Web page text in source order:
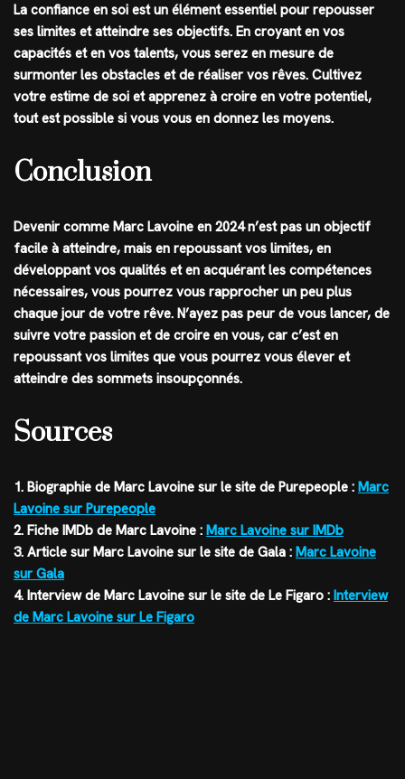
La confiance en soi est un élément essentiel pour repousser
ses limites et atteindre ses objectifs. En croyant en vos
capacités et en vos talents, vous serez en mesure de
surmonter les obstacles et de réaliser vos rêves. Cultivez
votre estime de soi et apprenez à croire en votre potentiel,
tout est possible si vous vous en donnez les moyens.
Conclusion
Devenir comme Marc Lavoine en 2024 n’est pas un objectif
facile à atteindre, mais en repoussant vos limites, en
développant vos qualités et en acquérant les compétences
nécessaires, vous pourrez vous rapprocher un peu plus
chaque jour de votre rêve. N’ayez pas peur de vous lancer, de
suivre votre passion et de croire en vous, car c’est en
repoussant vos limites que vous pourrez vous élever et
atteindre des sommets insoupçonnés.
Sources
1. Biographie de Marc Lavoine sur le site de Purepeople : Marc
Lavoine sur Purepeople
2. Fiche IMDb de Marc Lavoine : Marc Lavoine sur IMDb
3. Article sur Marc Lavoine sur le site de Gala : Marc Lavoine
sur Gala
4. Interview de Marc Lavoine sur le site de Le Figaro : Interview
de Marc Lavoine sur Le Figaro